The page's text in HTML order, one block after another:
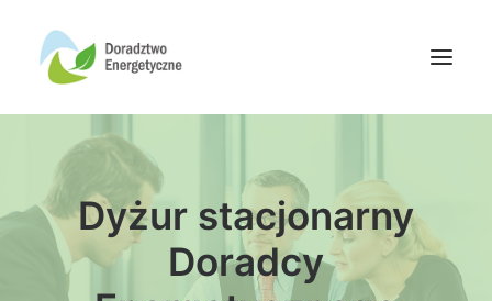
Oferta doradców
Aktualności
Wydarzenia
Oferta finansowania
Dyżur stacjonarny
Doradcy